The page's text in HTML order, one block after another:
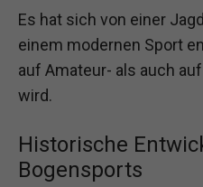
Es hat sich von einer
einem modernen Sport
auf Amateur- als auch
wird.
Historische
Bogensports